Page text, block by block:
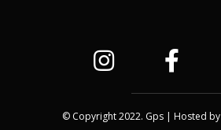
© Copyright 2022. Gps | Hosted by